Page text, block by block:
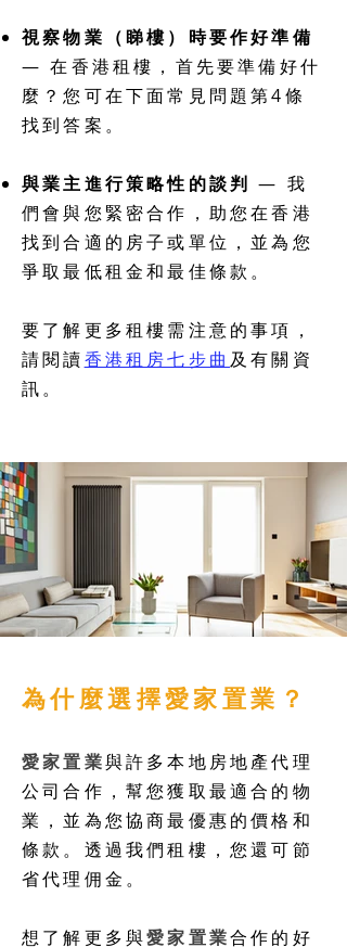
視察物業（睇樓）時要作好準備
— 在香港租樓，首先要準備好什
麼？您可在下面常見問題第4條
找到答案。
與業主進行策略性的談判 — 我
們會與您緊密合作，助您在香港
找到合適的房子或單位，並為您
爭取最低租金和最佳條款。
要了解更多租樓需注意的事項，
請閱讀香港租房七步曲 及有關資
訊。
為什麼選擇愛家置業 ？
愛家置業與許多本地房地產代理
公司合作，幫您獲取最適合的物
業，並為您協商最優惠的價格和
條款。透過我們租樓，您還可節
省代理佣金。
想了解更多與愛家置業合作的好